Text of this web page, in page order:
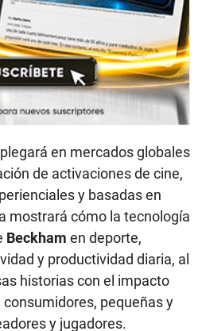
en mercados globales
de activaciones de cine,
y basadas en
mostrará cómo la tecnología
Beckham en deporte,
y productividad diaria, al
historias con el impacto
pequeñas y
y jugadores.